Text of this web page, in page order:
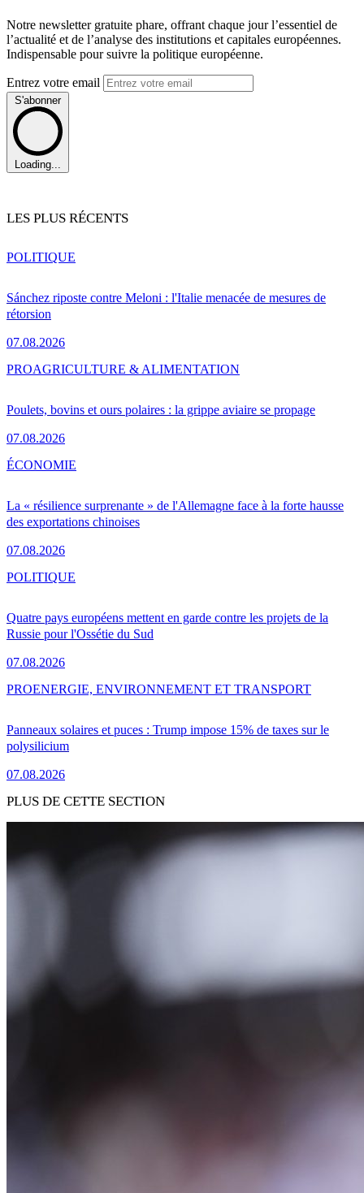
Notre newsletter gratuite phare, offrant chaque jour l’essentiel de
l’actualité et de l’analyse des institutions et capitales européennes.
Indispensable pour suivre la politique européenne.
Entrez votre email
S'abonner
Loading...
LES PLUS RÉCENTS
Sánchez riposte contre Meloni : l'Italie menacée de mesures de
rétorsion
07.08.2026
POLITIQUE
Poulets, bovins et ours polaires : la grippe aviaire se propage
07.08.2026
PROAGRICULTURE & ALIMENTATION
La « résilience surprenante » de l'Allemagne face à la forte hausse
des exportations chinoises
07.08.2026
ÉCONOMIE
Quatre pays européens mettent en garde contre les projets de la
Russie pour l'Ossétie du Sud
07.08.2026
POLITIQUE
Panneaux solaires et puces : Trump impose 15% de taxes sur le
polysilicium
07.08.2026
PROENERGIE, ENVIRONNEMENT ET TRANSPORT
PLUS DE CETTE SECTION